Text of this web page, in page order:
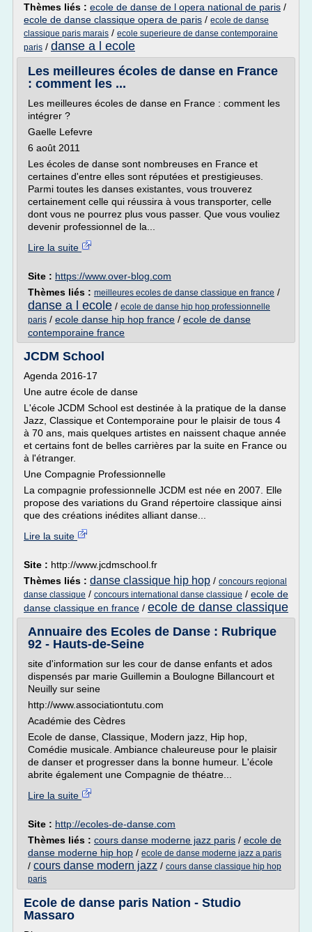
Thèmes liés : ecole de danse de l opera national de paris /
ecole de danse classique opera de paris / ecole de danse
classique paris marais / ecole superieure de danse contemporaine
paris / danse a l ecole
Les meilleures écoles de danse en France
: comment les ...
Les meilleures écoles de danse en France : comment les
intégrer ?
Gaelle Lefevre
6 août 2011
Les écoles de danse sont nombreuses en France et
certaines d'entre elles sont réputées et prestigieuses.
Parmi toutes les danses existantes, vous trouverez
certainement celle qui réussira à vous transporter, celle
dont vous ne pourrez plus vous passer. Que vous vouliez
devenir professionnel de la...
Lire la suite
Site : https://www.over-blog.com
Thèmes liés : meilleures ecoles de danse classique en france /
danse a l ecole / ecole de danse hip hop professionnelle
paris / ecole danse hip hop france / ecole de danse
contemporaine france
JCDM School
Agenda 2016-17
Une autre école de danse
L'école JCDM School est destinée à la pratique de la danse
Jazz, Classique et Contemporaine pour le plaisir de tous 4
à 70 ans, mais quelques artistes en naissent chaque année
et certains font de belles carrières par la suite en France ou
à l'étranger.
Une Compagnie Professionnelle
La compagnie professionnelle JCDM est née en 2007. Elle
propose des variations du Grand répertoire classique ainsi
que des créations inédites alliant danse...
Lire la suite
Site : http://www.jcdmschool.fr
Thèmes liés : danse classique hip hop / concours regional
danse classique / concours international danse classique / ecole de
danse classique en france / ecole de danse classique
Annuaire des Ecoles de Danse : Rubrique
92 - Hauts-de-Seine
site d'information sur les cour de danse enfants et ados
dispensés par marie Guillemin a Boulogne Billancourt et
Neuilly sur seine
http://www.associationtutu.com
Académie des Cèdres
Ecole de danse, Classique, Modern jazz, Hip hop,
Comédie musicale. Ambiance chaleureuse pour le plaisir
de danser et progresser dans la bonne humeur. L'école
abrite également une Compagnie de théatre...
Lire la suite
Site : http://ecoles-de-danse.com
Thèmes liés : cours danse moderne jazz paris / ecole de
danse moderne hip hop / ecole de danse moderne jazz a paris
/ cours danse modern jazz / cours danse classique hip hop
paris
Ecole de danse paris Nation - Studio
Massaro